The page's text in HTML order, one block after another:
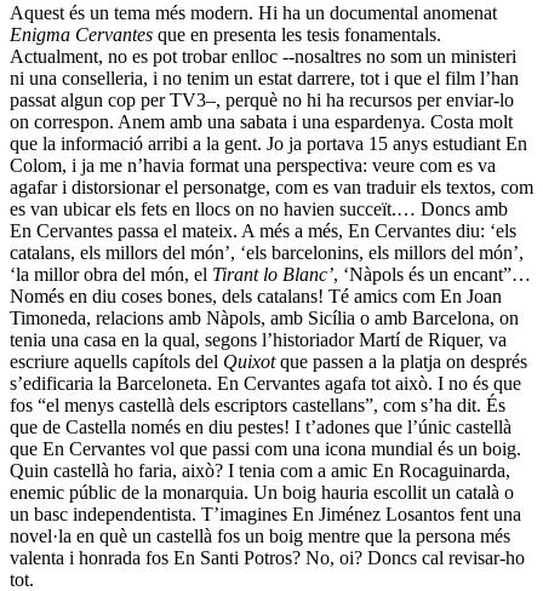
Aquest és un tema més modern. Hi ha un documental anomenat
Enigma Cervantes que en presenta les tesis fonamentals.
Actualment, no es pot trobar enlloc --nosaltres no som un ministeri
ni una conselleria, i no tenim un estat darrere, tot i que el film l’han
passat algun cop per TV3–, perquè no hi ha recursos per enviar-lo
on correspon. Anem amb una sabata i una espardenya. Costa molt
que la informació arribi a la gent. Jo ja portava 15 anys estudiant En
Colom, i ja me n’havia format una perspectiva: veure com es va
agafar i distorsionar el personatge, com es van traduir els textos, com
es van ubicar els fets en llocs on no havien succeït.… Doncs amb
En Cervantes passa el mateix. A més a més, En Cervantes diu: ‘els
catalans, els millors del món’, ‘els barcelonins, els millors del món’,
‘la millor obra del món, el Tirant lo Blanc’, ‘Nàpols és un encant”…
Només en diu coses bones, dels catalans! Té amics com En Joan
Timoneda, relacions amb Nàpols, amb Sicília o amb Barcelona, on
tenia una casa en la qual, segons l’historiador Martí de Riquer, va
escriure aquells capítols del Quixotque passen a la platja on després
s’edificaria la Barceloneta. En Cervantes agafa tot això. I no és que
fos “el menys castellà dels escriptors castellans”, com s’ha dit. És
que de Castella només en diu pestes! I t’adones que l’únic castellà
que En Cervantes vol que passi com una icona mundial és un boig.
Quin castellà ho faria, això? I tenia com a amic En Rocaguinarda,
enemic públic de la monarquia. Un boig hauria escollit un català o
un basc independentista. T’imagines En Jiménez Losantos fent una
novel·la en què un castellà fos un boig mentre que la persona més
valenta i honrada fos En Santi Potros? No, oi? Doncs cal revisar-ho
tot.